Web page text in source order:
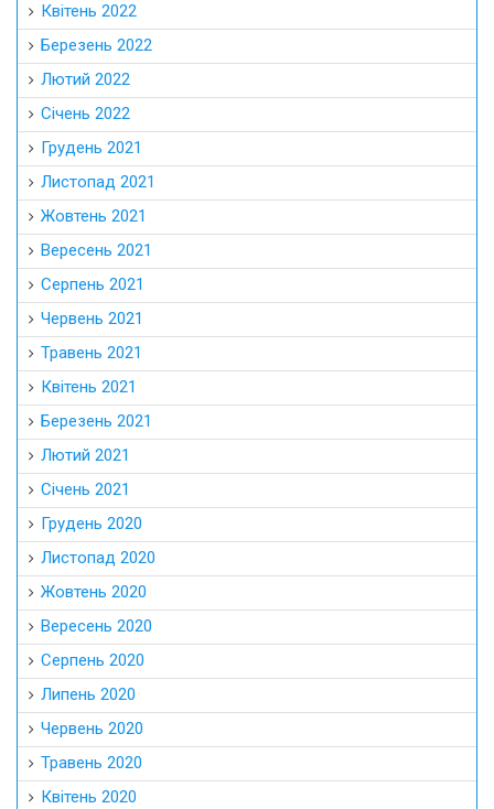
Квітень 2022
Березень 2022
Лютий 2022
Січень 2022
Грудень 2021
Листопад 2021
Жовтень 2021
Вересень 2021
Серпень 2021
Червень 2021
Травень 2021
Квітень 2021
Березень 2021
Лютий 2021
Січень 2021
Грудень 2020
Листопад 2020
Жовтень 2020
Вересень 2020
Серпень 2020
Липень 2020
Червень 2020
Травень 2020
Квітень 2020